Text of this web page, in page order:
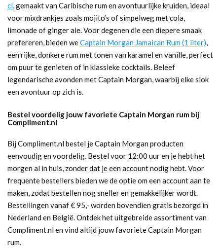
cl, gemaakt van Caribische rum en avontuurlijke kruiden, ideaal
voor mixdrankjes zoals mojito’s of simpelweg met cola,
limonade of ginger ale. Voor degenen die een diepere smaak
prefereren, bieden weCaptain Morgan Jamaican Rum (1 liter),
een rijke, donkere rum met tonen van karamel en vanille, perfect
om puur te genieten of in klassieke cocktails. Beleef
legendarische avonden met Captain Morgan, waarbij elke slok
een avontuur op zich is.
Bestel voordelig jouw favoriete Captain Morgan rum bij
Compliment.nl
Bij Compliment.nl bestel je Captain Morgan producten
eenvoudig en voordelig. Bestel voor 12:00 uur en je hebt het
morgen al in huis, zonder dat je een account nodig hebt. Voor
frequente bestellers bieden we de optie om een account aan te
maken, zodat bestellen nog sneller en gemakkelijker wordt.
Bestellingen vanaf € 95,- worden bovendien gratis bezorgd in
Nederland en België. Ontdek het uitgebreide assortiment van
Compliment.nl en vind altijd jouw favoriete Captain Morgan
rum.